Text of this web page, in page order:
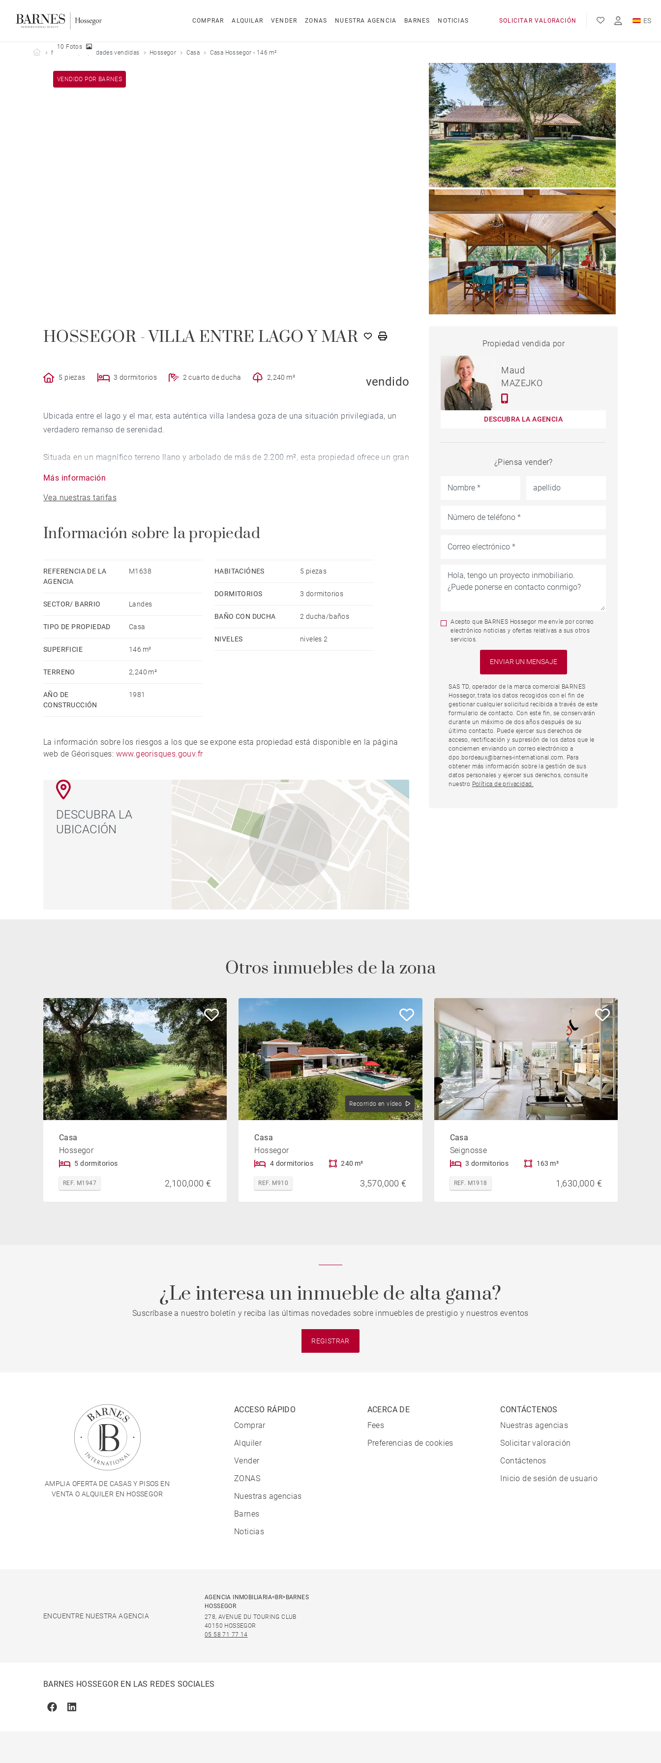
COMPRAR ALQUILAR VENDER ZONAS NUESTRA AGENCIA BARNES NOTICIAS SOLICITAR VALORACIÓN ES
EN
Barnes Hossegor
Nuestras propiedades vendidas Hossegor Casa Casa Hossegor - 146 m²
VENDIDO POR BARNES
10 Fotos
HOSSEGOR - VILLA ENTRE LAGO Y MAR
5 piezas 3 dormitorios 2 cuarto de ducha 2,240 m² vendido
Ubicada entre el lago y el mar, esta auténtica villa landesa goza de una situación privilegiada, un
verdadero remanso de serenidad.
Situada en un magnífico terreno llano y arbolado de más de 2.200 m², esta propiedad ofrece un gran
cocina abierta, tres dormitorios, un altillo, dos cuartos de ducha, una amplia veranda, un garaje y
A tan solo unos pasos de las playas y del lago, esta propiedad singular combina perfectamente
náuticas, paseos y momentos de relajación.
Más información
Vea nuestras tarifas
Información sobre la propiedad
REFERENCIA DE LA
AGENCIA
M1638
SECTOR/ BARRIO Landes
TIPO DE PROPIEDAD Casa
SUPERFICIE 146 m²
TERRENO 2,240 m²
AÑO DE
CONSTRUCCIÓN
1981
HABITACIÓNES 5 piezas
DORMITORIOS 3 dormitorios
BAÑO CON DUCHA 2 ducha/baños
NIVELES niveles 2
La información sobre los riesgos a los que se expone esta propiedad está disponible en la página
web de Géorisques: www.georisques.gouv.fr
DESCUBRA LA
UBICACIÓN
CASA HOSSEGOR - 146 M²
Propiedad vendida por
Maud
MAZEJKO
DESCUBRA LA AGENCIA
¿Piensa vender?
Acepto que BARNES Hossegor me envíe por correo
electrónico noticias y ofertas relativas a sus otros
servicios.
SAS TD, operador de la marca comercial BARNES
Hossegor, trata los datos recogidos con el fin de
gestionar cualquier solicitud recibida a través de este
formulario de contacto. Con este fin, se conservarán
durante un máximo de dos años después de su
último contacto. Puede ejercer sus derechos de
acceso, rectificación y supresión de los datos que le
conciernen enviando un correo electrónico a
dpo.bordeaux@barnes-international.com. Para
obtener más información sobre la gestión de sus
datos personales y ejercer sus derechos, consulte
nuestro Política de privacidad.
Otros inmuebles de la zona
Casa
Hossegor
5 dormitorios
REF. M1947 2,100,000 €
Recorrido en vídeo
Casa
Hossegor
4 dormitorios 240 m²
REF. M910 3,570,000 €
Casa
Seignosse
3 dormitorios 163 m²
REF. M1918 1,630,000 €
¿Le interesa un inmueble de alta gama?
Suscríbase a nuestro boletín y reciba las últimas novedades sobre inmuebles de prestigio y nuestros eventos
REGISTRAR
AMPLIA OFERTA DE CASAS Y PISOS EN
VENTA O ALQUILER EN HOSSEGOR
ACCESO RÁPIDO
Comprar
Alquiler
Vender
ZONAS
Nuestras agencias
Barnes
Noticias
ACERCA DE
Fees
Preferencias de cookies
CONTÁCTENOS
Nuestras agencias
Solicitar valoración
Contáctenos
Inicio de sesión de usuario
ENCUENTRE NUESTRA AGENCIA
AGENCIA INMOBILIARIA<BR>BARNES
HOSSEGOR
278, AVENUE DU TOURING CLUB
40150 HOSSEGOR
05 58 71 77 14
BARNES HOSSEGOR EN LAS REDES SOCIALES
FacebookLinkedin